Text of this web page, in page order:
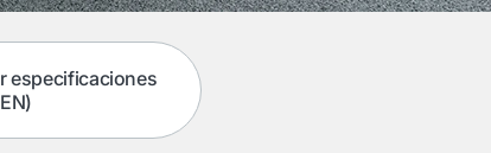
especificaciones